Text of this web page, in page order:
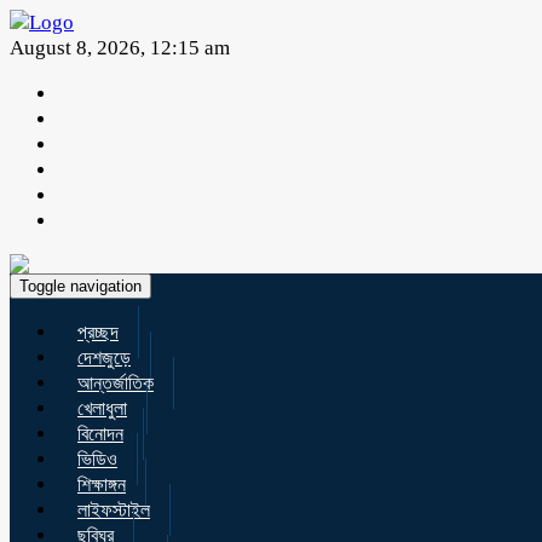
August 8, 2026, 12:15 am
Toggle navigation
প্রচ্ছদ
দেশজুড়ে
আন্তর্জাতিক
খেলাধুলা
বিনোদন
ভিডিও
শিক্ষাঙ্গন
লাইফস্টাইল
ছবিঘর